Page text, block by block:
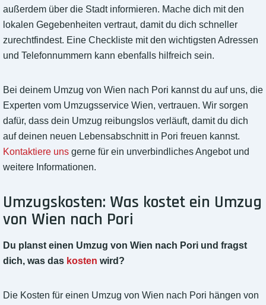
außerdem über die Stadt informieren. Mache dich mit den
lokalen Gegebenheiten vertraut, damit du dich schneller
zurechtfindest. Eine Checkliste mit den wichtigsten Adressen
und Telefonnummern kann ebenfalls hilfreich sein.
Bei deinem Umzug von Wien nach Pori kannst du auf uns, die
Experten vom Umzugsservice Wien, vertrauen. Wir sorgen
dafür, dass dein Umzug reibungslos verläuft, damit du dich
auf deinen neuen Lebensabschnitt in Pori freuen kannst.
Kontaktiere uns gerne für ein unverbindliches Angebot und
weitere Informationen.
Umzugskosten: Was kostet ein Umzug
von Wien nach Pori
Du planst einen Umzug von Wien nach Pori und fragst
dich, was das kosten wird?
Die Kosten für einen Umzug von Wien nach Pori hängen von